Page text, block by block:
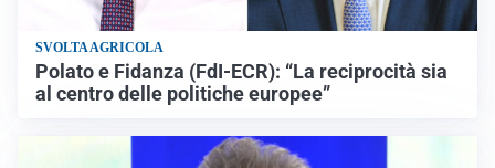
SVOLTA AGRICOLA
Polato e Fidanza (FdI-ECR): “La reciprocità sia
al centro delle politiche europee”